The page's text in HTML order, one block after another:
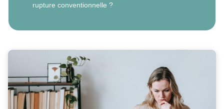
rupture conventionnelle ?